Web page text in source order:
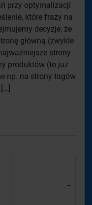
przy optymalizacji
które frazy na
decyzje, że
główną (zwykle
strony
produktów (to już
np. na strony tagów